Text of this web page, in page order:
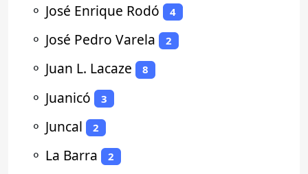
⚬ José Enrique Rodó 4
⚬ José Pedro Varela 2
⚬ Juan L. Lacaze 8
⚬ Juanicó 3
⚬ Juncal 2
⚬ La Barra 2